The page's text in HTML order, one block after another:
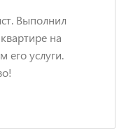
Выполнил
на
его услуги.